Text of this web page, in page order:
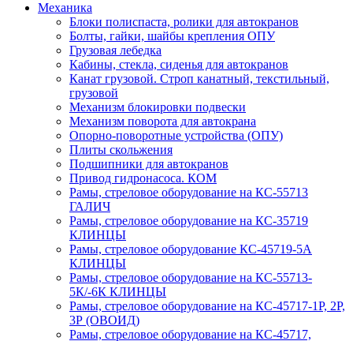
Механика
Блоки полиспаста, ролики для автокранов
Болты, гайки, шайбы крепления ОПУ
Грузовая лебедка
Кабины, стекла, сиденья для автокранов
Канат грузовой. Строп канатный, текстильный,
грузовой
Механизм блокировки подвески
Механизм поворота для автокрана
Опорно-поворотные устройства (ОПУ)
Плиты скольжения
Подшипники для автокранов
Привод гидронасоса. КОМ
Рамы, стреловое оборудование на КС-55713
ГАЛИЧ
Рамы, стреловое оборудование на КС-35719
КЛИНЦЫ
Рамы, стреловое оборудование КС-45719-5А
КЛИНЦЫ
Рамы, стреловое оборудование на КС-55713-
5К/-6К КЛИНЦЫ
Рамы, стреловое оборудование на КС-45717-1Р, 2Р,
3Р (ОВОИД)
Рамы, стреловое оборудование на КС-45717,